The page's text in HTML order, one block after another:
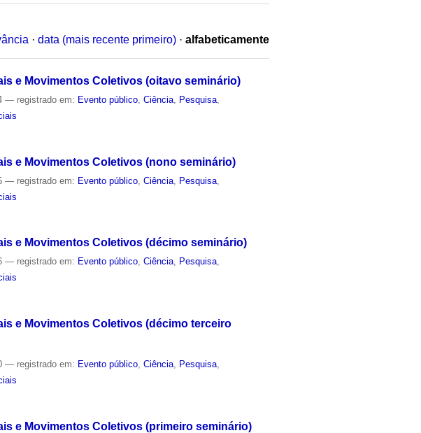
· data (mais recente primeiro) · alfabeticamente
e Movimentos Coletivos (oitavo seminário)
— registrado em: Evento público ,Ciência Pesquisa
e Movimentos Coletivos (nono seminário)
— registrado em: Evento público ,Ciência Pesquisa
e Movimentos Coletivos (décimo seminário)
— registrado em: Evento público,Ciência, Pesquisa,
e Movimentos Coletivos (décimo terceiro
— registrado em: Evento público,Ciência, Pesquisa,
e Movimentos Coletivos (primeiro seminário)